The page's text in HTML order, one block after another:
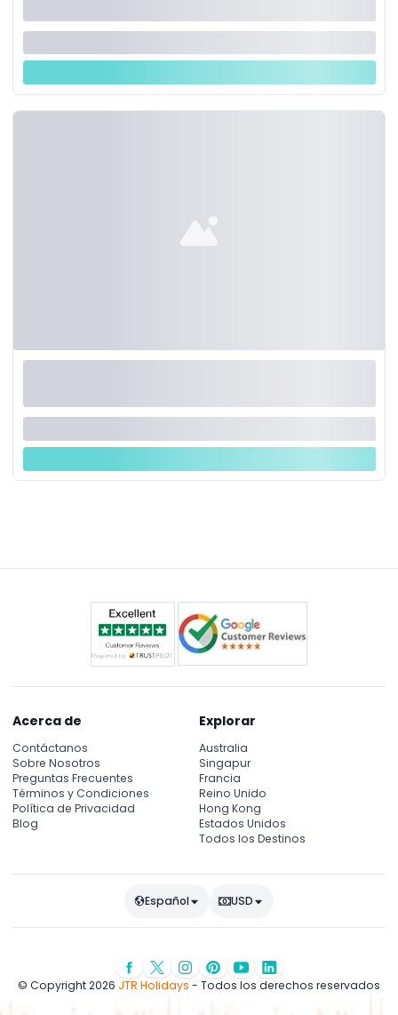
Acerca de
Contáctanos
Sobre Nosotros
Preguntas Frecuentes
Términos y Condiciones
Política de Privacidad
Blog
Explorar
Australia
Singapur
Francia
Reino Unido
Hong Kong
Estados Unidos
Todos los Destinos
Español USD
© Copyright 2026 JTR Holidays - Todos los derechos reservados